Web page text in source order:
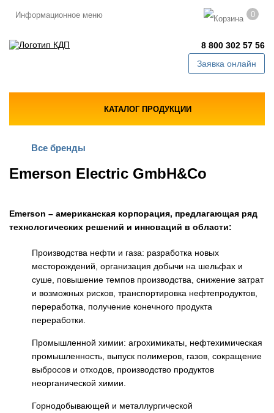
Информационное меню 0
8 800 302 57 56
Заявка онлайн
КАТАЛОГ ПРОДУКЦИИ
Все бренды
Emerson Electric GmbH&Co
Emerson – американская корпорация, предлагающая ряд
технологических решений и инноваций в области:
Производства нефти и газа: разработка новых
месторождений, организация добычи на шельфах и
суше, повышение темпов производства, снижение затрат
и возможных рисков, транспортировка нефтепродуктов,
переработка, получение конечного продукта
переработки.
Промышленной химии: агрохимикаты, нефтехимическая
промышленность, выпуск полимеров, газов, сокращение
выбросов и отходов, производство продуктов
неорганической химии.
Горнодобывающей и металлургической